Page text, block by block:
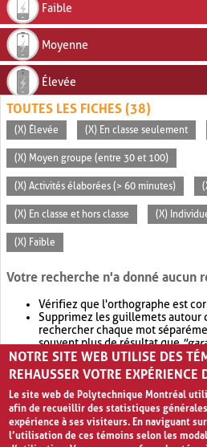
Faible
Moyenne
Élevée
TOUTES LES FICHES (38)
(X) Élevée (X) En classe seulement
(X) Moyen groupe (entre 30 et 100)
(X) Activités élaborées (> 60 minutes)
(X) En classe et hors classe (X)
(X) Faible
Votre recherche n'a donné aucun
Vérifiez que l'orthographe est
Supprimez les guillemets autour
rechercher chaque mot
souvent plus de résultat que
Envisagez d'élargir votre
retournera souvent plus de
NOTRE SITE WEB UTILISE DES
REHAUSSER VOTRE EXPÉRIENCE
Le site web de Polytechnique Montréal
afin de recueillir des statistiques
expérience à ses visiteurs. En naviguant
l’utilisation de ces témoins selon les